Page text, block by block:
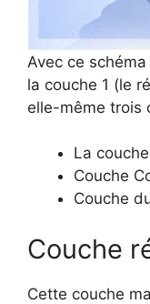
Avec ce
la couche 1 (le
elle-même trois
La
Couche
Couche
Couche
Cette couche